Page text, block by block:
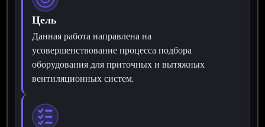
Цель
Данная работа направлена на
усовершенствование процесса подбора
оборудования для приточных и вытяжных
вентиляционных систем.